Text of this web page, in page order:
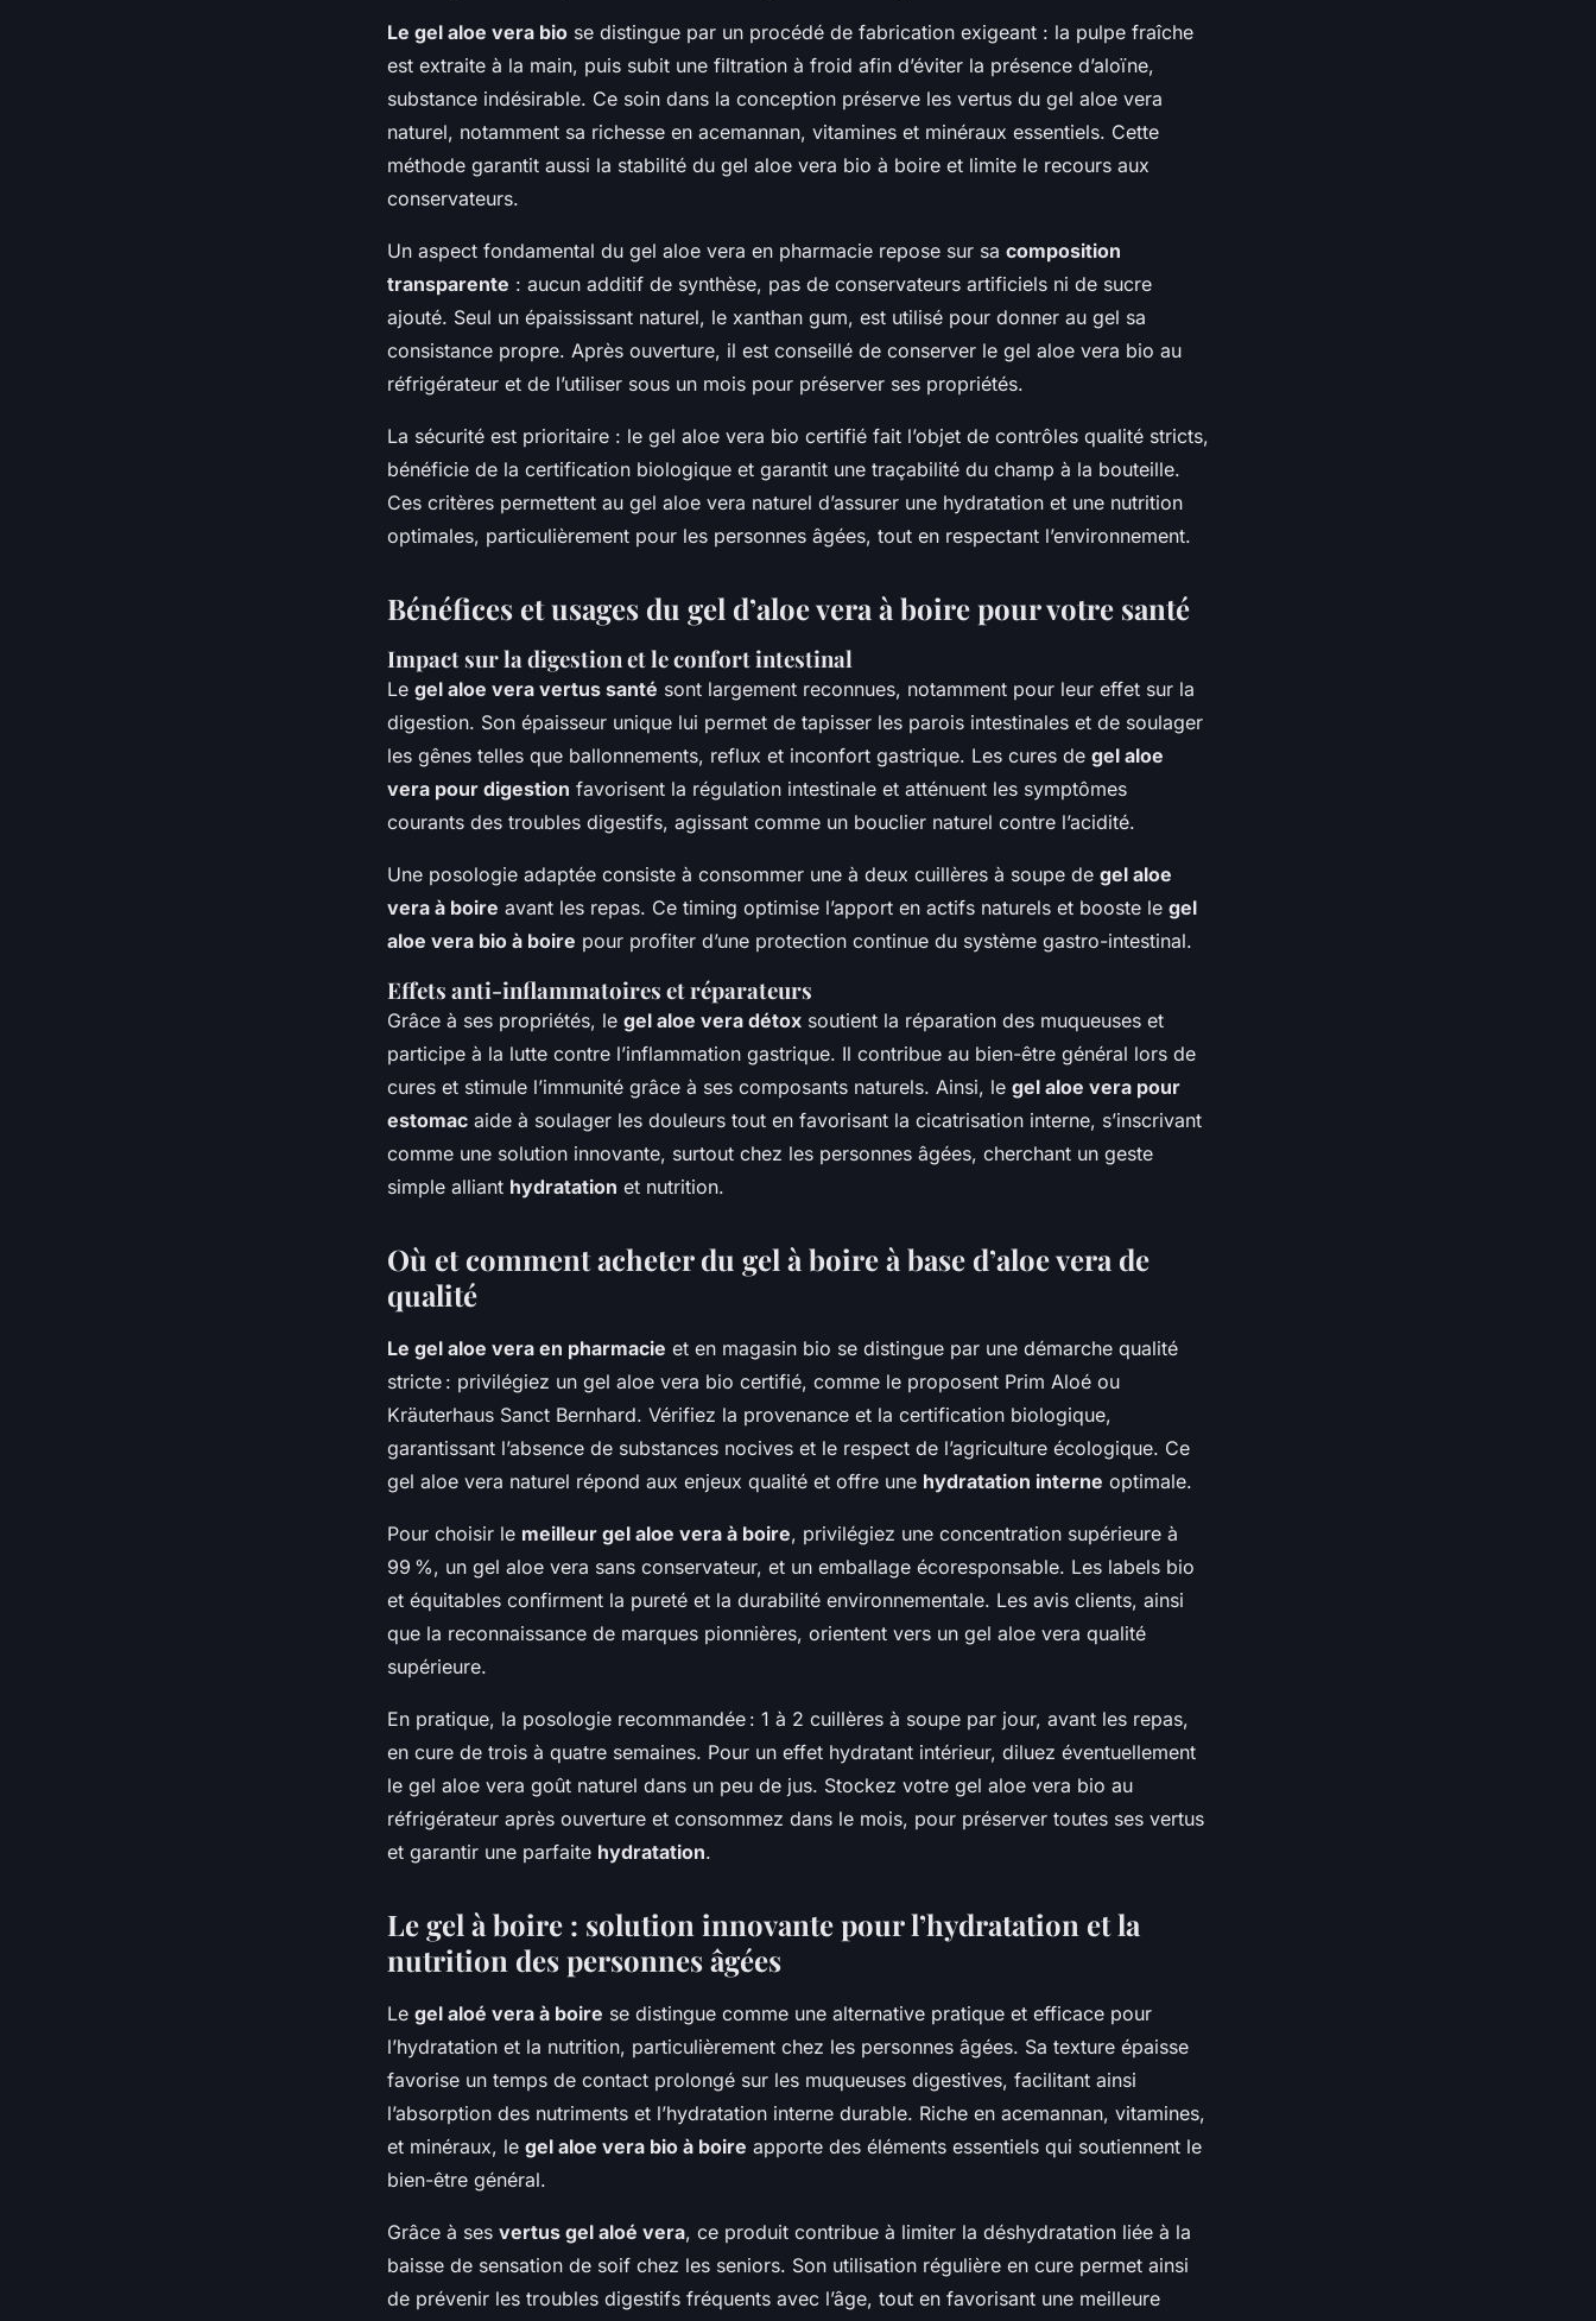
Le gel aloe vera bio se distingue par un procédé de fabrication exigeant : la pulpe fraîche
est extraite à la main, puis subit une filtration à froid afin d’éviter la présence d’aloïne,
substance indésirable. Ce soin dans la conception préserve les vertus du gel aloe vera
naturel, notamment sa richesse en acemannan, vitamines et minéraux essentiels. Cette
méthode garantit aussi la stabilité du gel aloe vera bio à boire et limite le recours aux
conservateurs.
Un aspect fondamental du gel aloe vera en pharmacie repose sur sa composition
transparente : aucun additif de synthèse, pas de conservateurs artificiels ni de sucre
ajouté. Seul un épaississant naturel, le xanthan gum, est utilisé pour donner au gel sa
consistance propre. Après ouverture, il est conseillé de conserver le gel aloe vera bio au
réfrigérateur et de l’utiliser sous un mois pour préserver ses propriétés.
La sécurité est prioritaire : le gel aloe vera bio certifié fait l’objet de contrôles qualité stricts,
bénéficie de la certification biologique et garantit une traçabilité du champ à la bouteille.
Ces critères permettent au gel aloe vera naturel d’assurer une hydratation et une nutrition
optimales, particulièrement pour les personnes âgées, tout en respectant l’environnement.
Bénéfices et usages du gel d’aloe vera à boire pour votre santé
Impact sur la digestion et le confort intestinal
Le gel aloe vera vertus santé sont largement reconnues, notamment pour leur effet sur la
digestion. Son épaisseur unique lui permet de tapisser les parois intestinales et de soulager
les gênes telles que ballonnements, reflux et inconfort gastrique. Les cures de gel aloe
vera pour digestion favorisent la régulation intestinale et atténuent les symptômes
courants des troubles digestifs, agissant comme un bouclier naturel contre l’acidité.
Une posologie adaptée consiste à consommer une à deux cuillères à soupe de gel aloe
vera à boire avant les repas. Ce timing optimise l’apport en actifs naturels et booste le gel
aloe vera bio à boire pour profiter d’une protection continue du système gastro-intestinal.
Effets anti-inflammatoires et réparateurs
Grâce à ses propriétés, le gel aloe vera détox soutient la réparation des muqueuses et
participe à la lutte contre l’inflammation gastrique. Il contribue au bien-être général lors de
cures et stimule l’immunité grâce à ses composants naturels. Ainsi, le gel aloe vera pour
estomac aide à soulager les douleurs tout en favorisant la cicatrisation interne, s’inscrivant
comme une solution innovante, surtout chez les personnes âgées, cherchant un geste
simple alliant hydratation et nutrition.
Où et comment acheter du gel à boire à base d’aloe vera de
qualité
Le gel aloe vera en pharmacie et en magasin bio se distingue par une démarche qualité
stricte : privilégiez un gel aloe vera bio certifié, comme le proposent Prim Aloé ou
Kräuterhaus Sanct Bernhard. Vérifiez la provenance et la certification biologique,
garantissant l’absence de substances nocives et le respect de l’agriculture écologique. Ce
gel aloe vera naturel répond aux enjeux qualité et offre une hydratation interne optimale.
Pour choisir le meilleur gel aloe vera à boire, privilégiez une concentration supérieure à
99 %, un gel aloe vera sans conservateur, et un emballage écoresponsable. Les labels bio
et équitables confirment la pureté et la durabilité environnementale. Les avis clients, ainsi
que la reconnaissance de marques pionnières, orientent vers un gel aloe vera qualité
supérieure.
En pratique, la posologie recommandée : 1 à 2 cuillères à soupe par jour, avant les repas,
en cure de trois à quatre semaines. Pour un effet hydratant intérieur, diluez éventuellement
le gel aloe vera goût naturel dans un peu de jus. Stockez votre gel aloe vera bio au
réfrigérateur après ouverture et consommez dans le mois, pour préserver toutes ses vertus
et garantir une parfaite hydratation.
Le gel à boire : solution innovante pour l’hydratation et la
nutrition des personnes âgées
Le gel aloé vera à boire se distingue comme une alternative pratique et efficace pour
l’hydratation et la nutrition, particulièrement chez les personnes âgées. Sa texture épaisse
favorise un temps de contact prolongé sur les muqueuses digestives, facilitant ainsi
l’absorption des nutriments et l’hydratation interne durable. Riche en acemannan, vitamines,
et minéraux, le gel aloe vera bio à boire apporte des éléments essentiels qui soutiennent le
bien-être général.
Grâce à ses vertus gel aloé vera, ce produit contribue à limiter la déshydratation liée à la
baisse de sensation de soif chez les seniors. Son utilisation régulière en cure permet ainsi
de prévenir les troubles digestifs fréquents avec l’âge, tout en favorisant une meilleure